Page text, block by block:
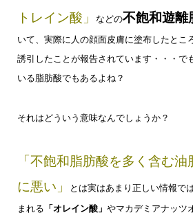
トレイン酸」
などの不飽和遊離
いて、 実際に人の顔面皮膚に塗布したとこ
誘引したことが報告されています・・・ で
いる脂肪酸でもあるよね？
それはどういう意味なんでしょうか？
「不飽和脂肪酸を多く含む油
に悪い」
とは実はあまり正しい情報では
まれる 「オレイン酸」 やマカデミアナッツ